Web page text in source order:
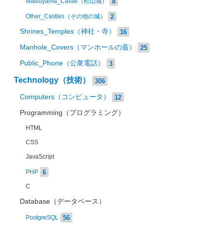
Other_Castles（その他の城） 2
Shrines_Temples（神社・寺） 16
Manhole_Covers（マンホールの蓋） 25
Public_Phone（公衆電話） 3
Technology（技術） 306
Computers（コンピュータ） 12
Programming（プログラミング）
HTML
CSS
JavaScript
PHP 6
C
Database（データベース）
PostgreSQL 56